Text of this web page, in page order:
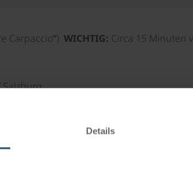
Details
Carpaccio“) WICHTIG: Circa 15 Minuten
Salzburg
Obervellach